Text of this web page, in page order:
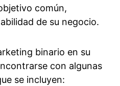
común,
de su negocio.
binario en su
con algunas
se incluyen: